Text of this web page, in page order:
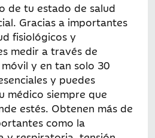
de tu estado de salud
Gracias a importantes
fisiológicos y
medir a través de
y en tan solo 30
y puedes
médico siempre que
estés. Obtenen más de
como la